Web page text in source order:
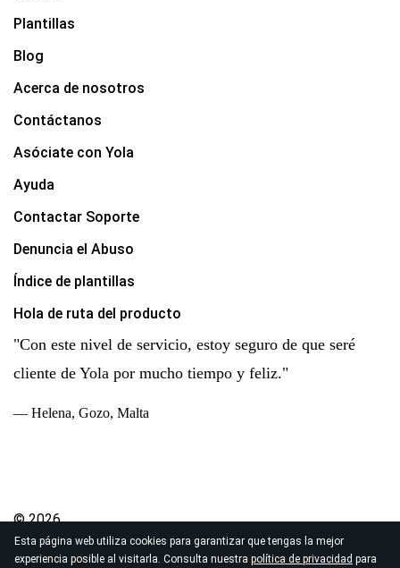
Esta página web utiliza cookies para garantizar que tengas la mejor
experiencia posible al visitarla. Consulta nuestra política de privacidad para
Plantillas
Blog
Acerca de nosotros
Contáctanos
Asóciate con Yola
Ayuda
Contactar Soporte
Denuncia el Abuso
Índice de plantillas
Hola de ruta del producto
"Con este nivel de servicio, estoy seguro de que seré
cliente de Yola por mucho tiempo y feliz."
— Helena, Gozo, Malta
© 2026
Derechos de autor Yola Inc. Todos los derechos